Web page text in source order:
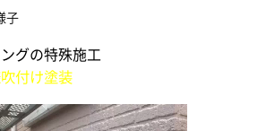
子
グの特殊施工
付け塗装